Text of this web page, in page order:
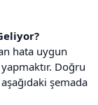
hata uygun
Doğru
şemada